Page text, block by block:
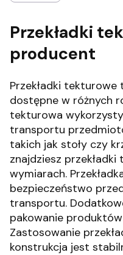
Przekładki
producent
Przekładki
dostępne w różnych
tekturowa
transportu
takich jak stoły czy
znajdziesz
wymiarach.
bezpieczeństwo
transportu.
pakowanie
Zastosowanie
konstrukcja jest